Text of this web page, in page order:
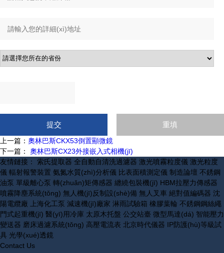
上一篇： 奧林巴斯CKX53倒置顯微鏡
下一篇： 奧林巴斯CX23外接嵌入式相機(jī)
友情鏈接：
索氏提取器 全自動自清洗過濾器 激光噴霧粒度儀 激光粒度
儀 輻射報警裝置 氨氮水質(zhì)分析儀 比表面積測定儀 制造論壇 不銹鋼
油泵 單級離心泵 轉(zhuǎn)矩傳感器 纏繞包裝機(jī) HBM拉壓力傳感器
噴霧降塵系統(tǒng) 無人機(jī)反制設(shè)備 無人叉車 絕對值編碼器 沈
陽電纜廠
上海化工泵 減速機(jī)廠家 淋雨試驗箱 橡膠葉輪 不銹鋼鋼絲繩
門式起重機(jī) 醫(yī)用冷庫 太原木托盤 公交站臺 微型馬達(dá) 智能壓力
變送器 磨床過濾系統(tǒng) 高壓電流表 北京時代儀器 IP防護(hù)等級試
具 光學(xué)透鏡
Contact Us